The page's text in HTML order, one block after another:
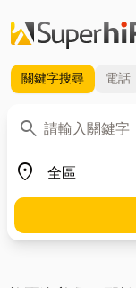
關鍵字搜尋 電話
search
關鍵字
place
地區